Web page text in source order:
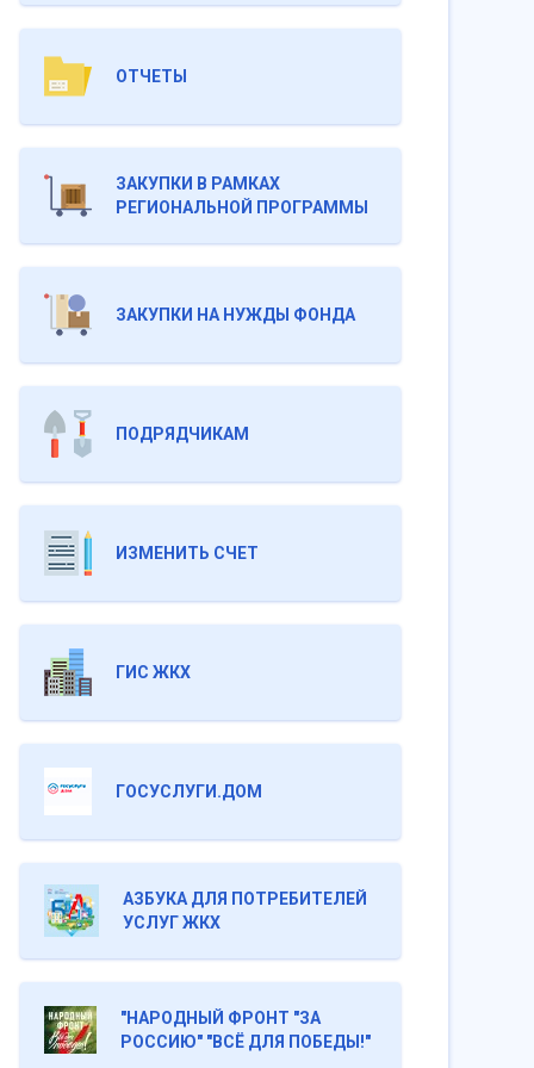
ОТЧЕТЫ
ЗАКУПКИ В РАМКАХ
РЕГИОНАЛЬНОЙ ПРОГРАММЫ
ЗАКУПКИ НА НУЖДЫ ФОНДА
ПОДРЯДЧИКАМ
ИЗМЕНИТЬ СЧЕТ
ГИС ЖКХ
ГОСУСЛУГИ.ДОМ
АЗБУКА ДЛЯ ПОТРЕБИТЕЛЕЙ
УСЛУГ ЖКХ
"НАРОДНЫЙ ФРОНТ "ЗА
РОССИЮ" "ВСЁ ДЛЯ ПОБЕДЫ!"